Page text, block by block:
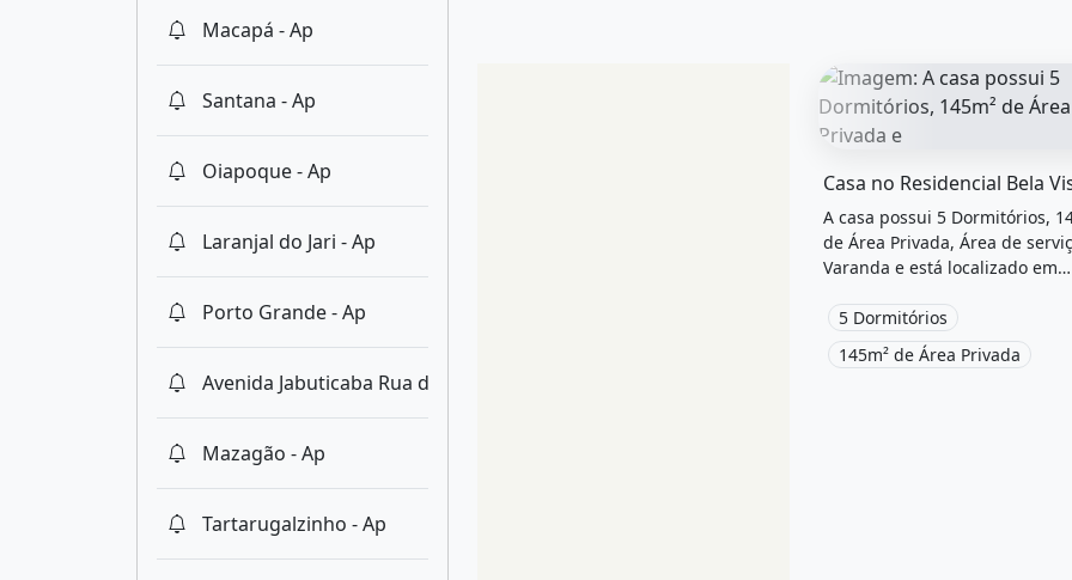
Macapá - Ap
Santana - Ap
Oiapoque - Ap
Laranjal do Jari - Ap
Porto Grande - Ap
Avenida Jabuticaba Rua das Limas, Macapá - Ap
Mazagão - Ap
Tartarugalzinho - Ap
O imóvel &quot;Casa no
A casa possui 5 Dormitórios,
de Área Privada, Área de
Varanda e está localizado em
/Mês.
5 Dormitórios
145m² de Área Privada